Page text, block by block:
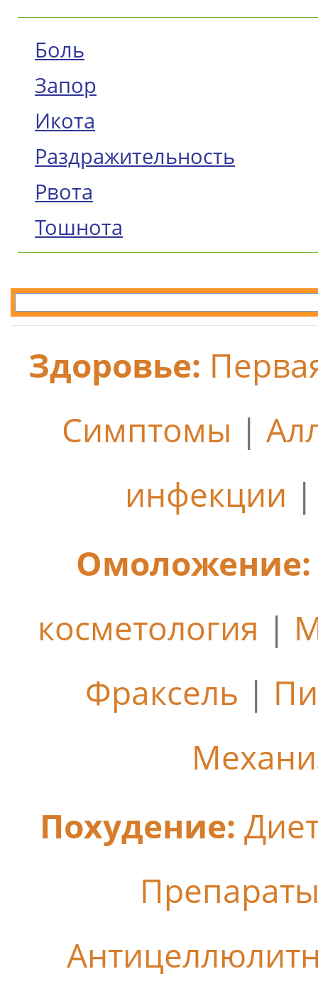
Боль
Запор
Икота
Раздражительность
Рвота
Тошнота
Здоровье:
Симптомы |
инфекции
Омоложение:
косметология |
Фраксель |
Похудение: